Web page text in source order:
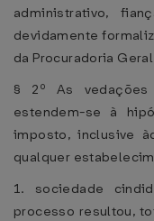
administrativo,
devidamente
da Procuradoria
§ 2º As
estendem-se à
imposto, inclusive
qualquer
1. sociedade
processo resultou,